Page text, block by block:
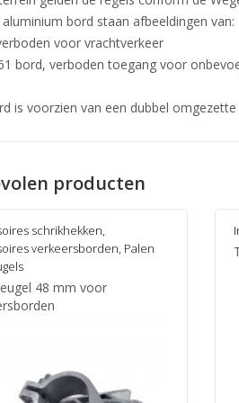
bord staan afbeeldingen van:
voor vrachtverkeer
bord, verboden toegang voor
is voorzien van een dubbel
producten
schrikhekken,
verkeersborden, Palen
48 mm voor